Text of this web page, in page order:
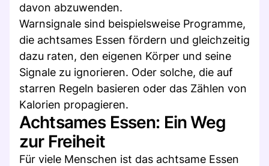
davon abzuwenden.
Warnsignale sind beispielsweise Programme,
die achtsames Essen fördern und gleichzeitig
dazu raten, den eigenen Körper und seine
Signale zu ignorieren. Oder solche, die auf
starren Regeln basieren oder das Zählen von
Kalorien propagieren.
Achtsames Essen: Ein Weg
zur Freiheit
Für viele Menschen ist das achtsame Essen